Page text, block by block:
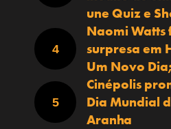
une Quiz e
Naomi
surpresa em
Um Novo
Cinépolis
Dia Mundial
Aranha